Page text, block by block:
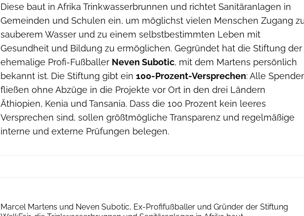
Diese baut in Afrika Trinkwasserbrunnen und richtet Sanitäranlagen in
Gemeinden und Schulen ein, um möglichst vielen Menschen Zugang
sauberem Wasser und zu einem selbstbestimmten Leben mit
Gesundheit und Bildung zu ermöglichen. Gegründet hat die Stiftung der
ehemalige Profi-Fußballer Neven Subotic, mit dem Martens persönlich
bekannt ist. Die Stiftung gibt ein 100-Prozent-Versprechen: Alle
fließen ohne Abzüge in die Projekte vor Ort in den drei Ländern
Äthiopien, Kenia und Tansania. Dass die 100 Prozent kein leeres
Versprechen sind, sollen größtmögliche Transparenz und regelmäßige
interne und externe Prüfungen belegen.
Marcel Martens und Neven Subotic, Ex-Profifußballer und Gründer der Stiftung